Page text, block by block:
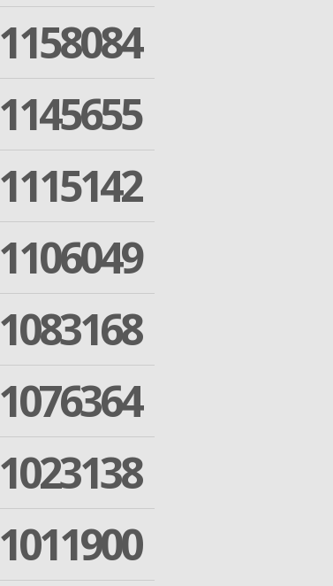
1158084
1145655
1115142
1106049
1083168
1076364
1023138
1011900